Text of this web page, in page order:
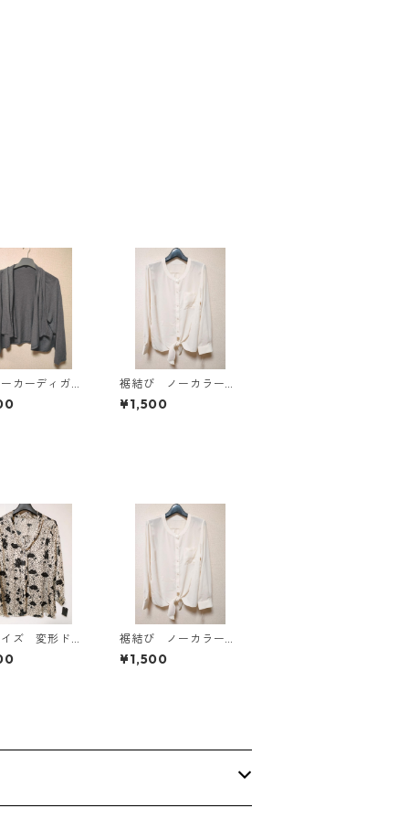
ーカーディガ
グレー K
裾結び ノーカラーブ
ラウス ３Ｌ アイボ
リー KAE-4813
¥1,500
イズ 変形ドッ
ボウタイブ
オフホワイ
裾結び ノーカラーブ
ラウス ３Ｌ アイボ
リー KAE-4813
¥1,500